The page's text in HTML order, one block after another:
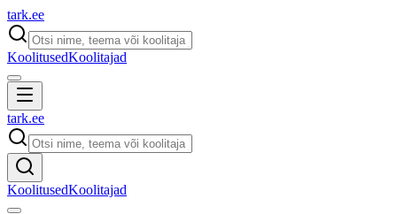
tark.ee
KoolitusedKoolitajad
tark.ee
KoolitusedKoolitajad